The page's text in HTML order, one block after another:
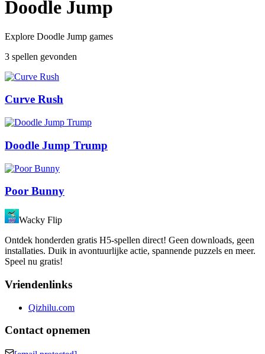
Doodle Jump
Explore Doodle Jump games
3 spellen gevonden
Curve Rush
Doodle Jump Trump
Poor Bunny
Wacky Flip
Ontdek honderden gratis H5-spellen direct! Geen downloads, geen
installaties. Duik in avontuurlijke actie, spannende puzzels en meer.
Speel nu gratis!
Vriendenlinks
Qizhilu.com
Contact opnemen